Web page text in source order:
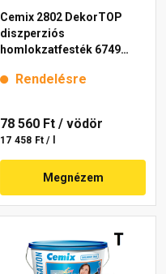
Cemix 2802 DekorTOP
diszperziós
homlokzatfesték 6749
Rendelésre
78 560 Ft / vödör
17 458 Ft / l
Megnézem